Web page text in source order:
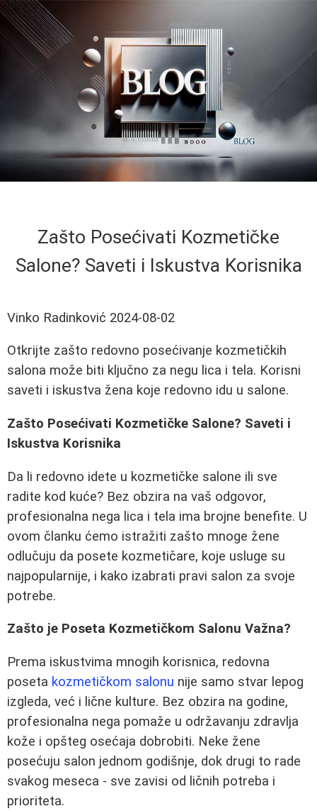
Zašto Posećivati Kozmetičke
Salone? Saveti i Iskustva Korisnika
Vinko Radinković 2024-08-02
Otkrijte zašto redovno posećivanje kozmetičkih
salona može biti ključno za negu lica i tela. Korisni
saveti i iskustva žena koje redovno idu u salone.
Zašto Posećivati Kozmetičke Salone? Saveti i
Iskustva Korisnika
Da li redovno idete u kozmetičke salone ili sve
radite kod kuće? Bez obzira na vaš odgovor,
profesionalna nega lica i tela ima brojne benefite. U
ovom članku ćemo istražiti zašto mnoge žene
odlučuju da posete kozmetičare, koje usluge su
najpopularnije, i kako izabrati pravi salon za svoje
potrebe.
Zašto je Poseta Kozmetičkom Salonu Važna?
Prema iskustvima mnogih korisnica, redovna
poseta kozmetičkom salonu nije samo stvar lepog
izgleda, već i lične kulture. Bez obzira na godine,
profesionalna nega pomaže u održavanju zdravlja
kože i opšteg osećaja dobrobiti. Neke žene
posećuju salon jednom godišnje, dok drugi to rade
svakog meseca - sve zavisi od ličnih potreba i
prioriteta.